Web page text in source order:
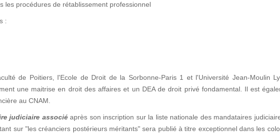
les procédures de rétablissement professionnel
:
de Poitiers, l'Ecole de Droit de la Sorbonne-Paris 1 et l'Université Jean-Moulin
une maitrise en droit des affaires et un DEA de droit privé fondamental. Il est
au CNAM.
judiciaire associéaprès son inscription sur la liste nationale des mandataires
sur "les créanciers postérieurs méritants" sera publié à titre exceptionnel dans les